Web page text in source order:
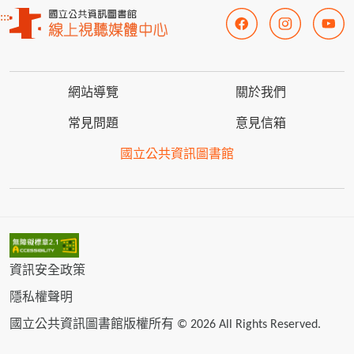
:::
網站導覽 關於我們
常見問題 意見信箱
國立公共資訊圖書館
資訊安全政策
隱私權聲明
國立公共資訊圖書館版權所有 © 2026 All Rights Reserved.